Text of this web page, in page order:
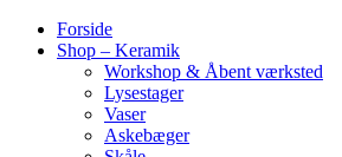
Forside
Shop – Keramik
Workshop & Åbent værksted
Lysestager
Vaser
Askebæger